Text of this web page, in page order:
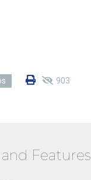
903
Features